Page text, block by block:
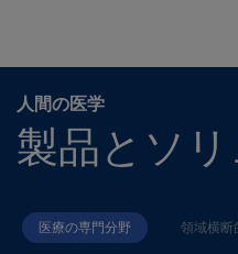
人間の医学
製品とソ
医療の専門分野 領域横断